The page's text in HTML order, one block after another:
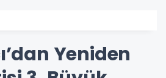
Yeniden